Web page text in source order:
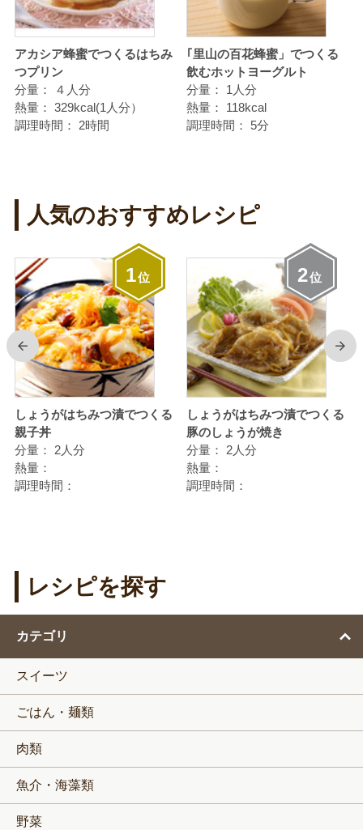
アカシア蜂蜜でつくるはちみ
つプリン
分量：
４人分
熱量： 329kcal(1人分）
調理時間：
2時間
｢里山の百花蜂蜜」でつくる
飲むホットヨーグルト
分量：
1人分
熱量：
118kcal
調理時間：
5分
人気のおすすめレシピ
前
1位
しょうがはちみつ漬でつくる
親子丼
分量：
2人分
熱量：
調理時間：
2位
しょうがはちみつ漬でつくる
豚のしょうが焼き
分量：
2人分
熱量：
調理時間：
次
レシピを探す
カテゴリ
スイーツ
ごはん・麺類
肉類
魚介・海藻類
野菜